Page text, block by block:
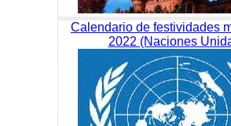
Calendario de festividades
2022 (Naciones